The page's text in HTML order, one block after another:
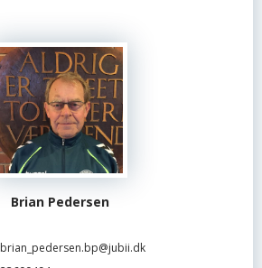
Brian Pedersen
brian_pedersen.bp@jubii.dk